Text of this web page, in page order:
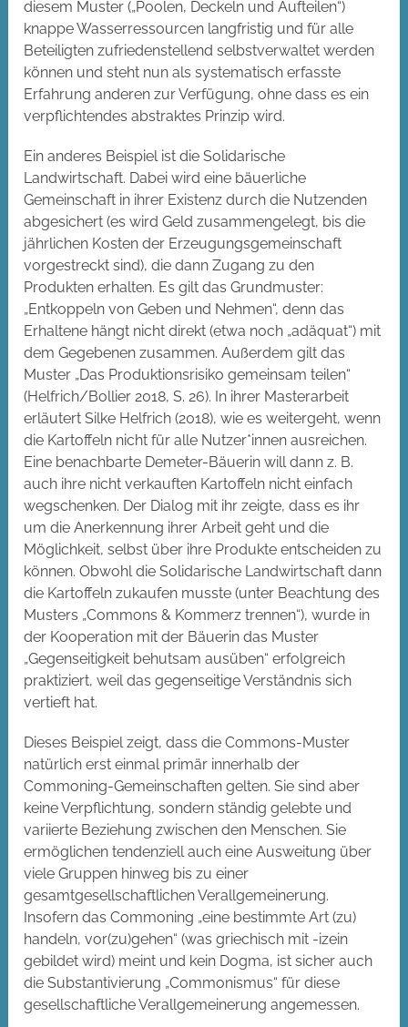
diesem Muster („Poolen, Deckeln und Aufteilen“)
knappe Wasserressourcen langfristig und für alle
Beteiligten zufriedenstellend selbstverwaltet werden
können und steht nun als systematisch erfasste
Erfahrung anderen zur Verfügung, ohne dass es ein
verpflichtendes abstraktes Prinzip wird.
Ein anderes Beispiel ist die Solidarische
Landwirtschaft. Dabei wird eine bäuerliche
Gemeinschaft in ihrer Existenz durch die Nutzenden
abgesichert (es wird Geld zusammengelegt, bis die
jährlichen Kosten der Erzeugungsgemeinschaft
vorgestreckt sind), die dann Zugang zu den
Produkten erhalten. Es gilt das Grundmuster:
„Entkoppeln von Geben und Nehmen“, denn das
Erhaltene hängt nicht direkt (etwa noch „adäquat“) mit
dem Gegebenen zusammen. Außerdem gilt das
Muster „Das Produktionsrisiko gemeinsam teilen“
(Helfrich/Bollier 2018, S. 26). In ihrer Masterarbeit
erläutert Silke Helfrich (2018), wie es weitergeht, wenn
die Kartoffeln nicht für alle Nutzer*innen ausreichen.
Eine benachbarte Demeter-Bäuerin will dann z. B.
auch ihre nicht verkauften Kartoffeln nicht einfach
wegschenken. Der Dialog mit ihr zeigte, dass es ihr
um die Anerkennung ihrer Arbeit geht und die
Möglichkeit, selbst über ihre Produkte entscheiden zu
können. Obwohl die Solidarische Landwirtschaft dann
die Kartoffeln zukaufen musste (unter Beachtung des
Musters „Commons & Kommerz trennen“), wurde in
der Kooperation mit der Bäuerin das Muster
„Gegenseitigkeit behutsam ausüben“ erfolgreich
praktiziert, weil das gegenseitige Verständnis sich
vertieft hat.
Dieses Beispiel zeigt, dass die Commons-Muster
natürlich erst einmal primär innerhalb der
Commoning-Gemeinschaften gelten. Sie sind aber
keine Verpflichtung, sondern ständig gelebte und
variierte Beziehung zwischen den Menschen. Sie
ermöglichen tendenziell auch eine Ausweitung über
viele Gruppen hinweg bis zu einer
gesamtgesellschaftlichen Verallgemeinerung.
Insofern das Commoning „eine bestimmte Art (zu)
handeln, vor(zu)gehen“ (was griechisch mit -izein
gebildet wird) meint und kein Dogma, ist sicher auch
die Substantivierung „Commonismus“ für diese
gesellschaftliche Verallgemeinerung angemessen.